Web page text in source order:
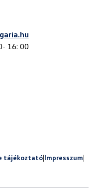
16: 00
tájékoztató|Impresszum|